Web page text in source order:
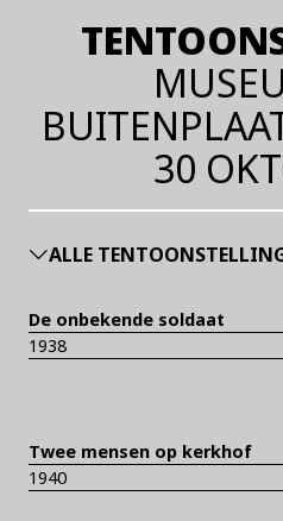
30
ALLE
De onbekende soldaat
1938
Twee mensen op kerkhof
1940